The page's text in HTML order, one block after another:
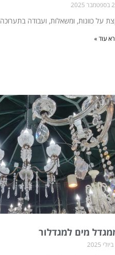
2025
על כוונות, ומשאלות, ועבודה בתערוכה
עוד »
מים למגדלור